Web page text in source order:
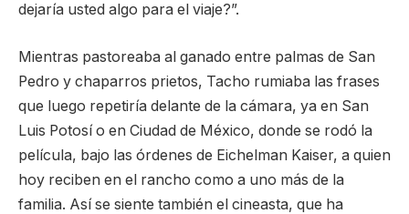
dejaría usted algo para el viaje?”.
Mientras pastoreaba al ganado entre palmas de San
Pedro y chaparros prietos, Tacho rumiaba las frases
que luego repetiría delante de la cámara, ya en San
Luis Potosí o en Ciudad de México, donde se rodó la
película, bajo las órdenes de Eichelman Kaiser, a quien
hoy reciben en el rancho como a uno más de la
familia. Así se siente también el cineasta, que ha